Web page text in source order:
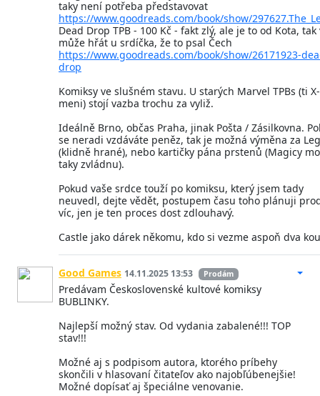
taky není potřeba představovat
https://www.goodreads.com/book/show/
Dead Drop TPB - 100 Kč - fakt zlý, ale je to od Kota, tak
může hřát u srdíčka, že to psal Čech
https://www.goodreads.com/book/show/26171923-
drop
Komiksy ve slušném stavu. U starých Marvel TPBs (ti X-
meni) stojí vazba trochu za vyliž.
Ideálně Brno, občas Praha, jinak Pošta / Zásilkovna.
se neradi vzdáváte peněz, tak je možná výměna za
(klidně hrané), nebo kartičky pána prstenů (Magicy
taky zvládnu).
Pokud vaše srdce touží po komiksu, který jsem tady
neuvedl, dejte vědět, postupem času toho plánuji
víc, jen je ten proces dost zdlouhavý.
Castle jako dárek někomu, kdo si vezme aspoň dva
Good Games 14.11.2025 13:53 Prodám
Predávam Československé kultové komiksy
BUBLINKY.
Najlepší možný stav. Od vydania zabalené!!! TOP
stav!!!
Možné aj s podpisom autora, ktorého príbehy
skončili v hlasovaní čitateľov ako najobľúbenejšie!
Možné dopísať aj špeciálne venovanie.